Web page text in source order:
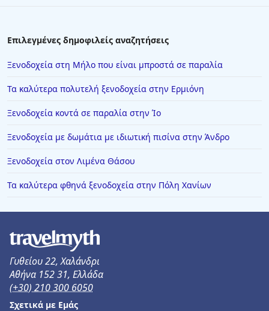
Επιλεγμένες δημοφιλείς αναζητήσεις
Ξενοδοχεία στη Μήλο που είναι μπροστά σε παραλία
Τα καλύτερα πολυτελή ξενοδοχεία στην Ερμιόνη
Ξενοδοχεία κοντά σε παραλία στην Ίο
Ξενοδοχεία με δωμάτια με ιδιωτική πισίνα στην Άνδρο
Ξενοδοχεία στον Λιμένα Θάσου
Τα καλύτερα φθηνά ξενοδοχεία στην Πόλη Χανίων
Γυθείου 22, Χαλάνδρι
Αθήνα 152 31, Ελλάδα
(+30) 210 300 6050
Σχετικά με Εμάς